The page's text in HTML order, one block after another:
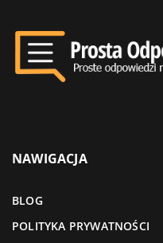
NAWIGACJA
BLOG
POLITYKA PRYWATNOŚCI